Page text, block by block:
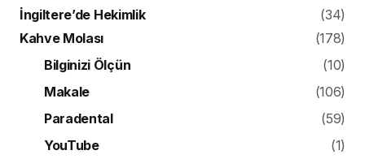
İngiltere’de Hekimlik
(34)
Kahve Molası
(178)
Bilginizi Ölçün
(10)
Makale
(106)
Paradental
(59)
YouTube
(1)